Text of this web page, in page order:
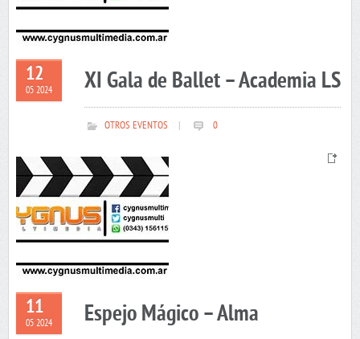
12
05 2024 XI Gala de Ballet – Academia LS
OTROS EVENTOS 0
11
05 2024 Espejo Mágico – Alma